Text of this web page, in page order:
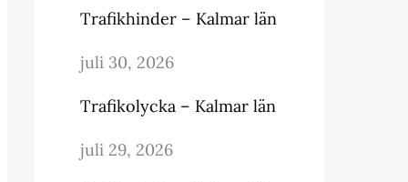
Trafikhinder – Kalmar län
juli 30, 2026
Trafikolycka – Kalmar län
juli 29, 2026